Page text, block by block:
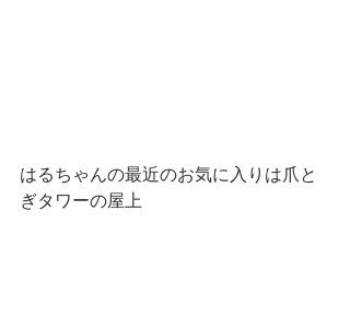
はるちゃんの最近のお気に入りは爪と
ぎタワーの屋上